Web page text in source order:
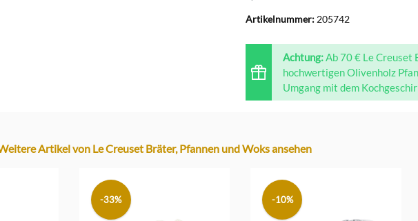
Artikelnummer: 205742
Achtung:Ab 70 € Le Creuset
hochwertigen Olivenholz
Umgang mit dem
Artikel von Le Creuset Bräter, Pfannen und Woks ansehen
-33% -10%